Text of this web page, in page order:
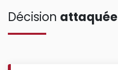
Décision attaquée